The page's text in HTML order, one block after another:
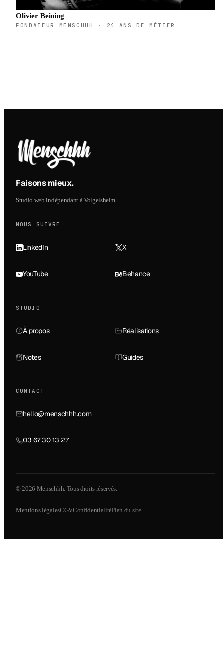
Olivier Beining
FONDATEUR MENSCHHH · 24 ANS DE MÉTIER
Faisons mieux.
Studio web indépendant à Volgelsheim
NOUS SUIVRE
LinkedIn X
YouTube Behance
STUDIO
À propos Réalisations
Notes Guides
CONTACT
hello@menschhh.com
03 67 30 13 27
© 2026 Menschhh. Tous droits réservés.
Mentions légalesCGVConfidentialitéPlan du site